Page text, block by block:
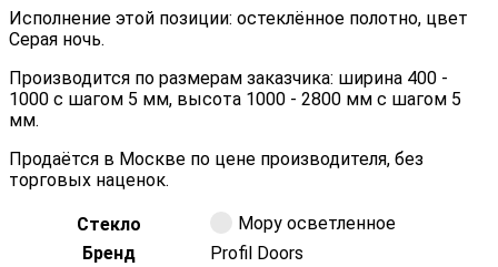
Исполнение этой позиции: остеклённое полотно, цвет
Серая ночь.
Производится по размерам заказчика: ширина 400 -
1000 с шагом 5 мм, высота 1000 - 2800 мм с шагом 5
мм.
Продаётся в Москве по цене производителя, без
торговых наценок.
Стекло
Мору осветленное
Бренд
Profil Doors